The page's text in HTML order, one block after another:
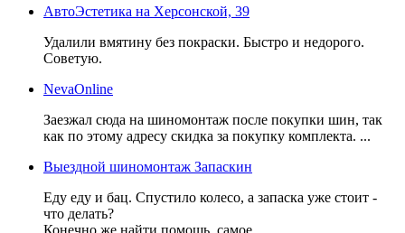
АвтоЭстетика на Херсонской, 39
Удалили вмятину без покраски. Быстро и недорого.
Советую.
NevaOnline
Заезжал сюда на шиномонтаж после покупки шин, так
как по этому адресу скидка за покупку комплекта. ...
Выездной шиномонтаж Запаскин
Еду еду и бац. Спустило колесо, а запаска уже стоит -
что делать?